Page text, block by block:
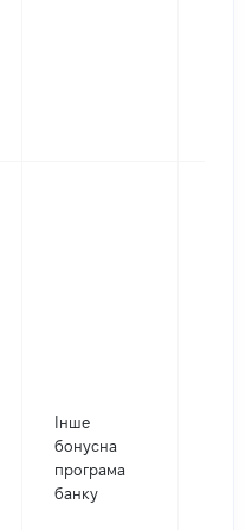
Інше
бонусна
програма
банку